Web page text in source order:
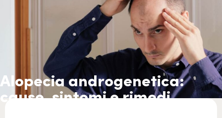
Alopecia androgenetica:
cause, sintomi e rimedi